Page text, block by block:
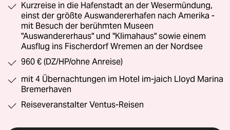
Kurzreise in die Hafenstadt an der Wesermündung,
einst der größte Auswandererhafen nach Amerika -
mit Besuch der berühmten Museen
"Auswandererhaus" und "Klimahaus" sowie einem
Ausflug ins Fischerdorf Wremen an der Nordsee
960 € (DZ/HP/ohne Anreise)
mit 4 Übernachtungen im Hotel im-jaich Lloyd Marina
Bremerhaven
Reiseveranstalter Ventus-Reisen